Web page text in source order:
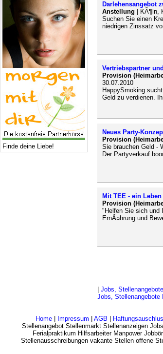
Finde deine Liebe!
Darlehensangebot
Anstellung | KÃ¶ln,
Suchen Sie einen
niedrigen Zinssatz
Vertriebspartner
Provision
30.07.2010
HappySmoking
Geld zu verdienen.
Neues Party-
Provision
Sie brauchen Geld -
Der Partyverkauf
Mit TEE - ein
Provision
"Helfen Sie sich und
ErnÃ¤hrung und
Jobs,
Jobs, Stellenangebote
Home| Impressum AGB
Stellenangebot Stellenmarkt Stellenanzeigen
Ferialpraktikum Hilfsarbeiter Manpower
Stellenausschreibungen vakante Stellen offene